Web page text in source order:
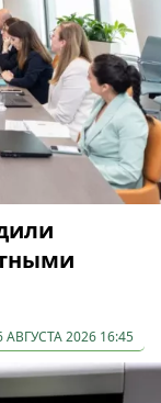
АВГУСТА 2026 16:45